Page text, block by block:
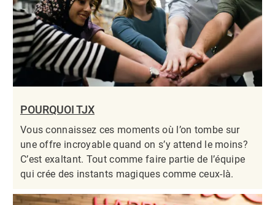
POURQUOI TJX
Vous connaissez ces moments où l’on tombe sur
une offre incroyable quand on s’y attend le moins?
C’est exaltant. Tout comme faire partie de l’équipe
qui crée des instants magiques comme ceux-là.​​​​​​​